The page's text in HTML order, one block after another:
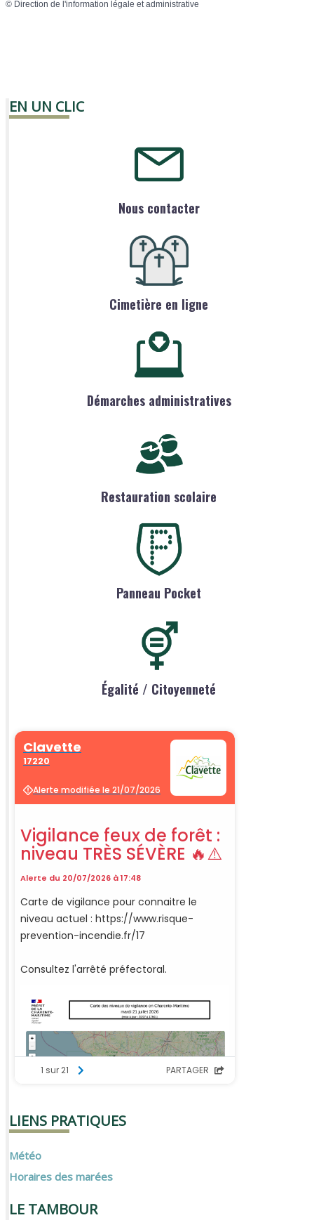
© Direction de l'information légale et administrative
EN UN CLIC
Nous contacter
Cimetière en ligne
Démarches administratives
Restauration scolaire
Panneau Pocket
Égalité / Citoyenneté
LIENS PRATIQUES
Météo
Horaires des marées
LE TAMBOUR